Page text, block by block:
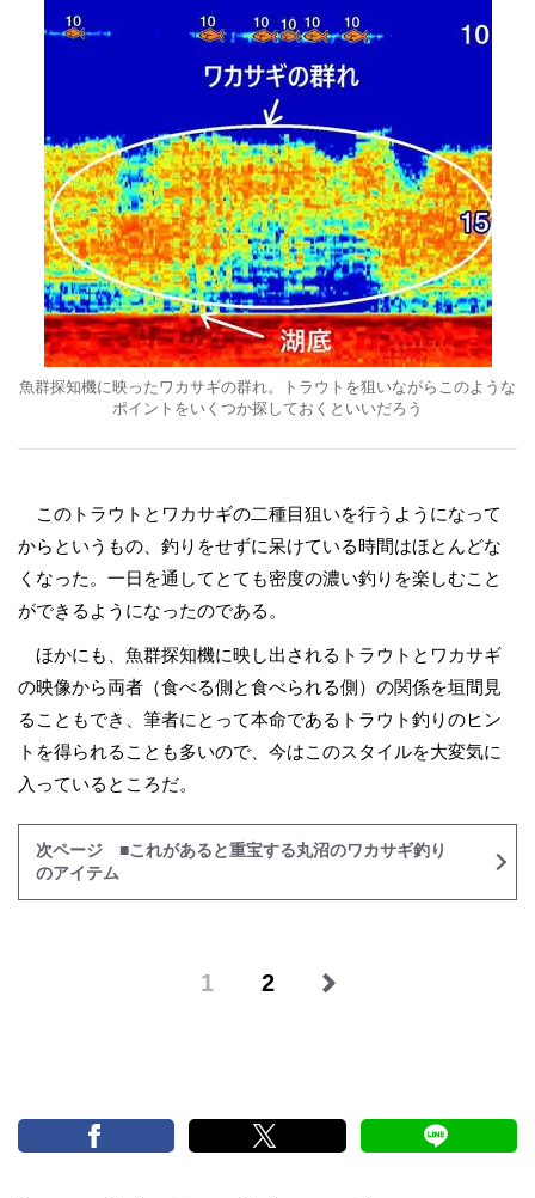
魚群探知機に映ったワカサギの群れ。トラウトを狙いながらこのような
ポイントをいくつか探しておくといいだろう
このトラウトとワカサギの二種目狙いを行うようになって
からというもの、釣りをせずに呆けている時間はほとんどな
くなった。一日を通してとても密度の濃い釣りを楽しむこと
ができるようになったのである。
ほかにも、魚群探知機に映し出されるトラウトとワカサギ
の映像から両者（食べる側と食べられる側）の関係を垣間見
ることもでき、筆者にとって本命であるトラウト釣りのヒン
トを得られることも多いので、今はこのスタイルを大変気に
入っているところだ。
次ページ ■これがあると重宝する丸沼のワカサギ釣り
のアイテム
1 2